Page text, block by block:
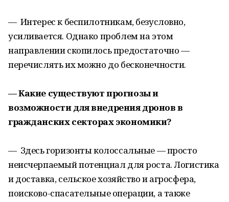
— Интерес к беспилотникам, безусловно,
усиливается. Однако проблем на этом
направлении скопилось предостаточно —
перечислять их можно до бесконечности.
— Какие существуют прогнозы и
возможности для внедрения дронов в
гражданских секторах экономики?
— Здесь горизонты колоссальные — просто
неисчерпаемый потенциал для роста. Логистика
и доставка, сельское хозяйство и агросфера,
поисково-спасательные операции, а также